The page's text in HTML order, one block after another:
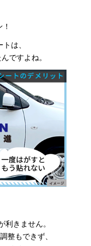
は、
ですよね。
利きません。
整もできず、